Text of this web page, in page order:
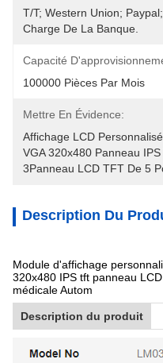
T/T; Western Union;
Charge De La Banque.
Capacité
100000 Pièces Par Mois
Mettre En Évidence:
Affichage LCD
VGA 320x480 Panneau
3Panneau LCD TFT De 5
Description Du
Module d'affichage
320x480 IPS tft panneau
médicale Autom
Description du produit